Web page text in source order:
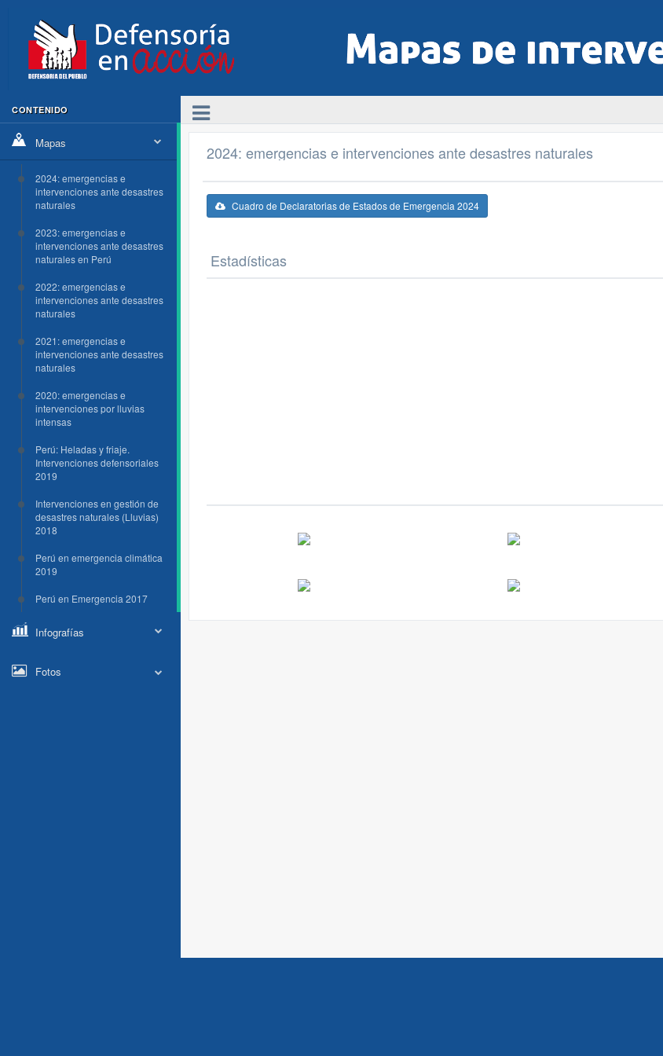
CONTENIDO
Mapas
2024: emergencias e
intervenciones ante desastres
naturales
2023: emergencias e
intervenciones ante desastres
naturales en Perú
2022: emergencias e
intervenciones ante desastres
naturales
2021: emergencias e
intervenciones ante desastres
naturales
2020: emergencias e
intervenciones por lluvias
intensas
Perú: Heladas y friaje.
Intervenciones defensoriales
2019
Intervenciones en gestión de
desastres naturales (Lluvias)
2018
Perú en emergencia climática
2019
Perú en Emergencia 2017
Infografías
Fotos
2024: emergencias e intervenciones ante desastres naturales
Cuadro de Declaratorias de Estados de Emergencia 2024
Estadísticas